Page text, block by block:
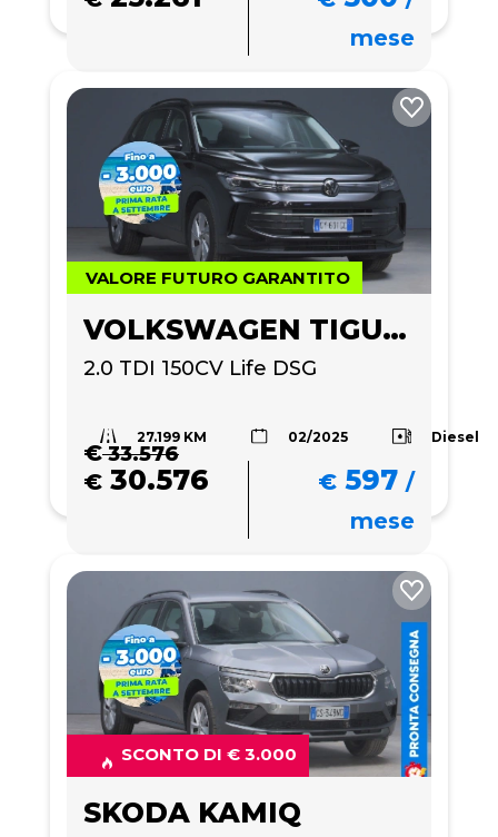
mese
VALORE FUTURO GARANTITO
VOLKSWAGEN TIGUAN
2.0 TDI 150CV Life DSG
27.199 KM 02/2025 Diesel
€33.576
€ 30.576 € 597 /
mese
SCONTO DI € 3.000
SKODA KAMIQ